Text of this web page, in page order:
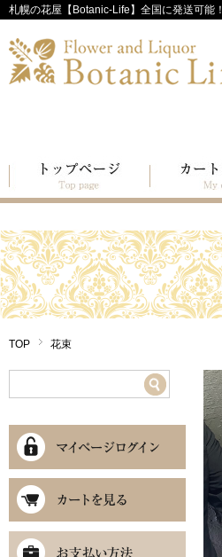
札幌の花屋【Botanic-Life】全国に発送可能！
TOP 花束